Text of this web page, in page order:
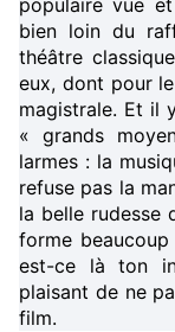
populaire vue
bien loin du
théâtre
eux, dont pour
magistrale. Et il
« grands
larmes : la
refuse pas la
la belle rudesse
forme
est-ce là ton
plaisant de ne
film.